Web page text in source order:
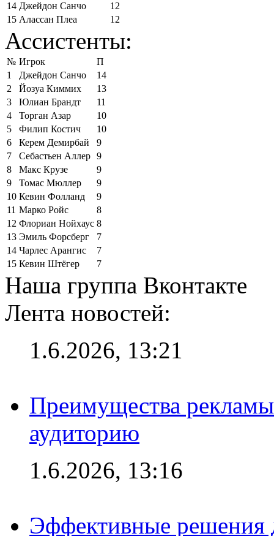
14 Джейдон Санчо
12
15 Алассан Плеа 12
Ассистенты:
№ Игрок
П
1
Джейдон Санчо
14
2
Йозуа Киммих
13
3
Юлиан Брандт
11
4
Торган Азар
10
5
Филип Костич
10
6
Керем Демирбай
9
7
Себастьен Аллер 9
8
Макс Крузе
9
9
Томас Мюллер
9
10 Кевин Фолланд
9
11 Марко Ройс
8
12 Флориан Нойхаус 8
13 Эмиль Форсберг
7
14 Чарлес Арангис
7
15 Кевин Штёгер 7
Наша группа Вконтакте
Лента новостей:
1.6.2026, 13:21
Преимущества
аудиторию
1.6.2026, 13:16
Эффективные решения